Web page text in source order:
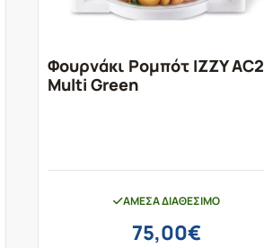
Φουρνάκι Ρομπότ IZZY AC2
Multi Green
ΆΜΕΣΑ ΔΙΑΘΈΣΙΜΟ
75,00€